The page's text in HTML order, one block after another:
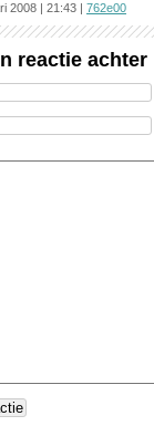
2008 | 21:43 | 762e00
reactie achter